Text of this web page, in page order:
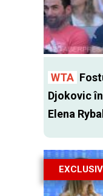
WTA
Djokovic
Elena
EXCLUSIV